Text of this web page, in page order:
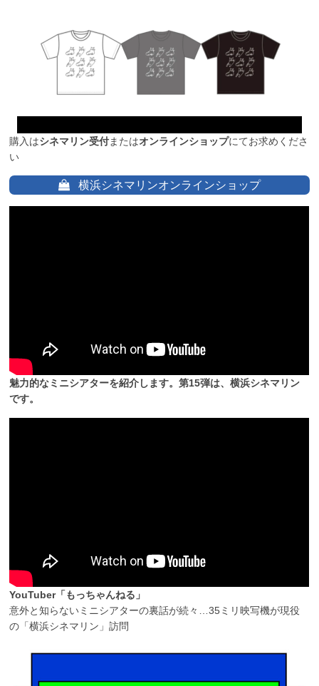
購入はシネマリン受付またはオンラインショップにてお求めくださ
い
横浜シネマリンオンラインショップ
魅力的なミニシアターを紹介します。第15弾は、横浜シネマリン
です。
YouTuber「もっちゃんねる」
意外と知らないミニシアターの裏話が続々…35ミリ映写機が現役
の「横浜シネマリン」訪問